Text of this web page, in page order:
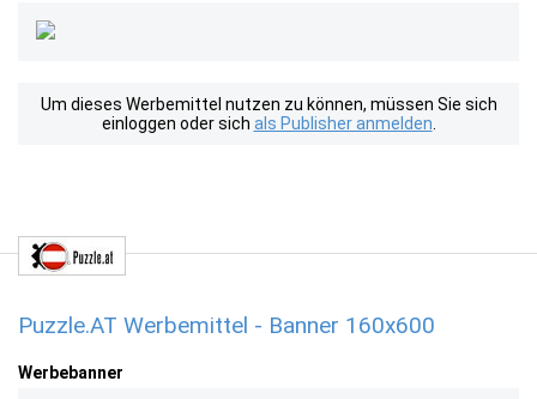
Um dieses Werbemittel nutzen zu können, müssen Sie sich
einloggen oder sich als Publisher anmelden
Puzzle.AT Werbemittel - Banner 160x600
Werbebanner